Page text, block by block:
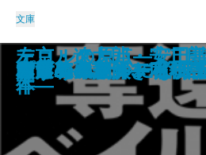
占
名探偵のはらわた
画家とモデル―宿命
文豪ナビ 遠藤周作
影に対して―母をめ
近鉄特急殺人事件
死神の棋譜
鏡影劇場〔上〕
鏡影劇場〔下〕
奪還のベイルート〔
文庫
奪還のベイルート〔
幽世の薬剤師3
人形島の殺人―呪殺
テロルの原点―安田
件―
雪月花―謎解き私小
プロジェクト・イン
左京・遼太郎・安二
本
村田エフェンディ滞
コラムニストになり
みずうみ